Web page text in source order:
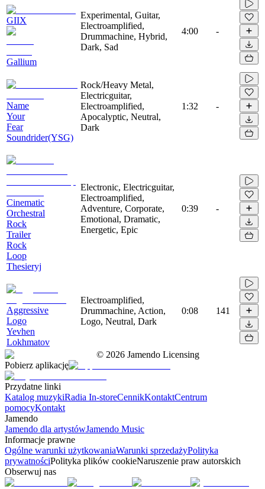
GIIX
Gallium
Experimental, Guitar,
Electroamplified,
Drummachine, Hybrid,
Dark, Sad
4:00 -
Name
Your
Fear
Soundrider(YSG)
Rock/Heavy Metal,
Electricguitar,
Electroamplified,
Apocalyptic, Neutral,
Dark
1:32 -
Cinematic
Orchestral
Rock
Trailer
Rock
Loop
Thesieryj
Electronic, Electricguitar,
Electroamplified,
Adventure, Corporate,
Emotional, Dramatic,
Energetic, Epic
0:39 -
Aggressive
Logo
Yevhen
Lokhmatov
Electroamplified,
Drummachine, Action,
Logo, Neutral, Dark
0:08 141
© 2026 Jamendo Licensing
Pobierz aplikację
Przydatne linki
Katalog muzykiRadia In-storeCennikKontaktCentrum
pomocyKontakt
Jamendo
Jamendo dla artystówJamendo Music
Informacje prawne
Ogólne warunki użytkowaniaWarunki sprzedażyPolityka
prywatnościPolityka plików cookieNaruszenie praw autorskich
Obserwuj nas